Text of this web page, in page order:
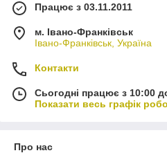
Працює з 03.11.2011
м. Івано-Франківськ
Івано-Франківськ, Україна
Контакти
Сьогодні працює з 10:00
Показати весь графік
Про нас